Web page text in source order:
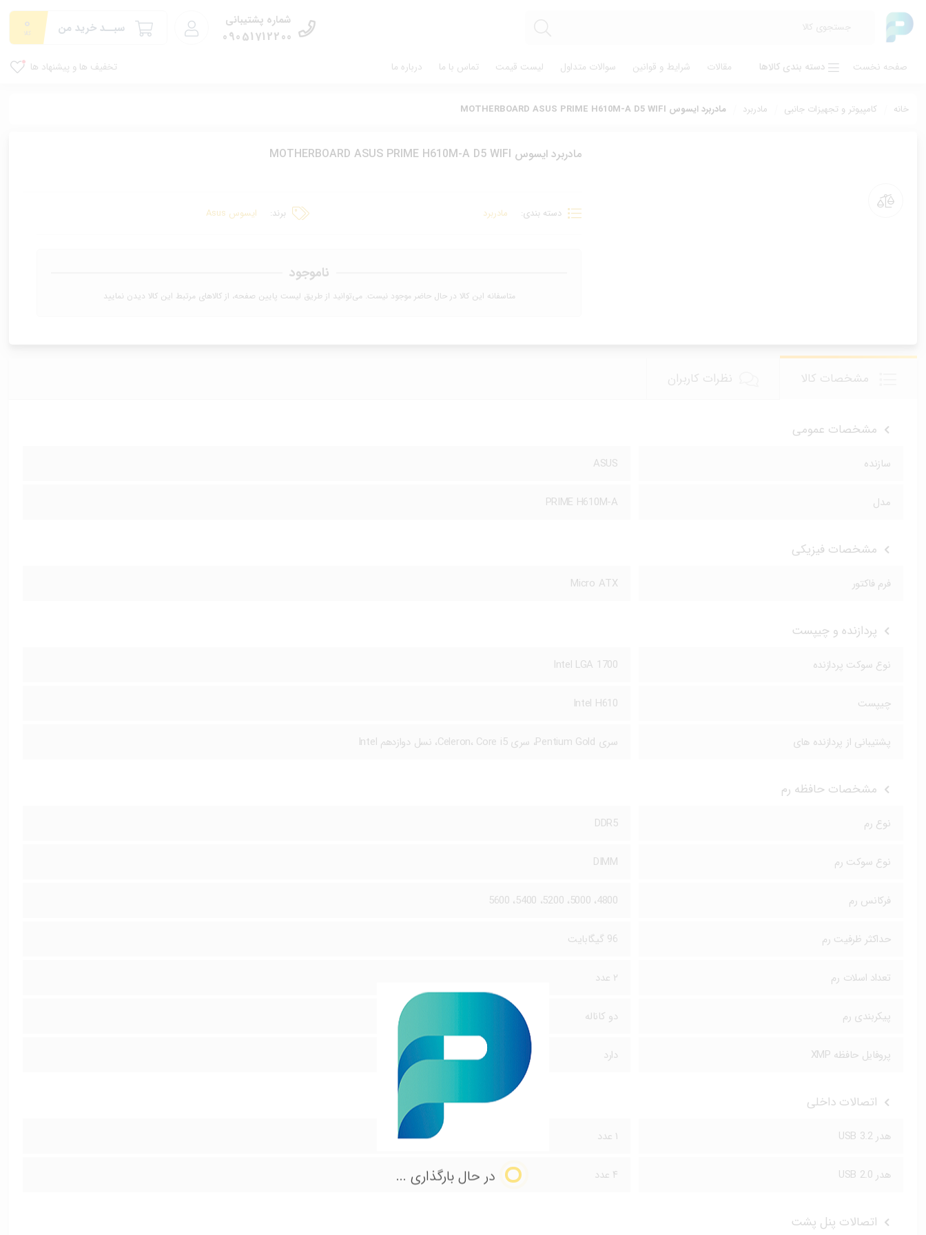
در حال بارگذاری ...
شماره پشتیبانی
09051712200 سبــد خرید من 0
صفحه نخست دسته بندی کالاها مقالات شرایط و قوانین سوالات متداول لیست قیمت تماس با ما درباره ما تخفیف ها و پیشنهاد ها
خانه کامپیوتر و تجهیزات جانبی مادربرد مادربرد ایسوس MOTHERBOARD ASUS PRIME H610M-A D5 WIFI
مادربرد ایسوس MOTHERBOARD ASUS PRIME H610M-A D5 WIFI
دسته بندی: مادربرد برند: ایسوس Asus
ناموجود
متاسفانه این کالا در حال حاضر موجود نیست. می‌توانید از طریق لیست پایین صفحه، از کالاهای مرتبط این کالا دیدن نمایید
مشخصات کالا نظرات کاربران
مشخصات عمومی
سازنده ASUS
مدل PRIME H610M-A
مشخصات فیزیکی
فرم فاکتور Micro ATX
پردازنده و چیپست
نوع سوکت پردازنده Intel LGA 1700
چیپست Intel H610
پشتیبانی از پردازنده های سری Pentium Gold، سری Celeron، Core i5، نسل دوازدهم Intel
مشخصات حافظه رم
نوع رم DDR5
نوع سوکت رم DIMM
فرکانس رم 4800، 5000، 5200، 5400، 5600
حداکثر ظرفیت رم 96 گیگابایت
تعداد اسلات رم ۲ عدد
پیکربندی رم دو کاناله
پروفایل حافظه XMP دارد
اتصالات داخلی
هدر USB 3.2 ۱ عدد
هدر USB 2.0 ۴ عدد
اتصالات پنل پشت